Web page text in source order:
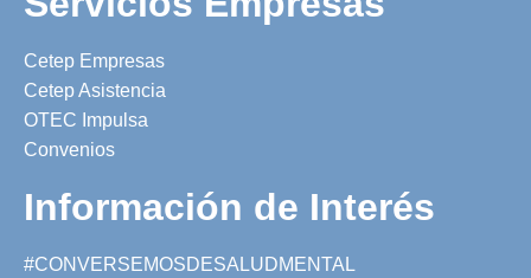
Cetep Empresas
Cetep Asistencia
OTEC Impulsa
Convenios
Información de Interés
#CONVERSEMOSDESALUDMENTAL